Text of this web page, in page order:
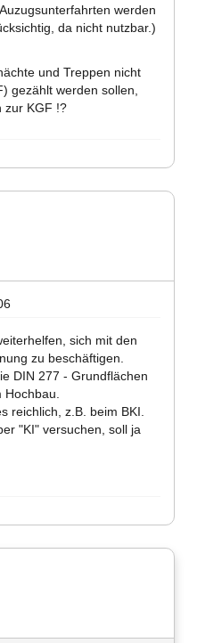
werden
da nicht nutzbar.)
und Treppen nicht
gezählt werden sollen,
zur KGF !?
sich mit den
zu beschäftigen.
DIN 277 - Grundflächen
reichlich, z.B. beim BKI.
"KI" versuchen, soll ja